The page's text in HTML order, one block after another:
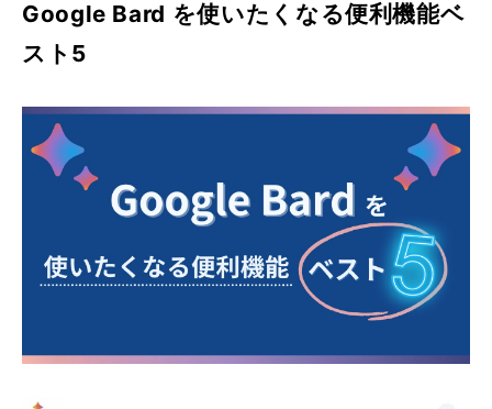
Google Bard を使いたくなる便利機能ベ
スト5